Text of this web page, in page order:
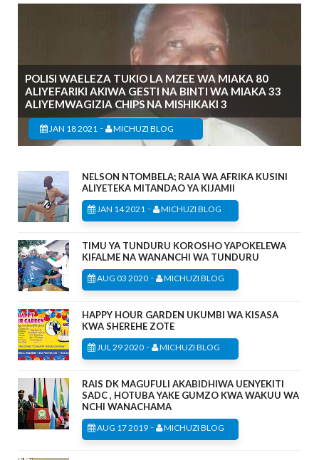
POLISI WAELEZA TUKIO LA MZEE WA MIAKA 80
ALIYEFARIKI AKIWA GESTI NA BINTI WA MIAKA 33
ALIYEMWAGIZIA CHIPS NA MISHIKAKI 3
JAN 18 2021 - MICHUZI BLOG
NELSON NTOMBELA; RAIA WA AFRIKA KUSINI
ALIYETEKA MITANDAO YA KIJAMII
JAN 14 2021 - MICHUZI BLOG
TIMU YA TUNDURU KOROSHO YAPOKELEWA
KIFALME NA WANANCHI WA TUNDURU
AUG 03 2020 - MICHUZI BLOG
HAPPY HOUR GARDEN UKUMBI WA KISASA
KWA SHEREHE ZOTE
JUL 29 2020 - MICHUZI BLOG
RAIS DK MAGUFULI AKABIDHIWA UENYEKITI
SADC , HOTUBA YAKE GUMZO KWA WAKUU WA
NCHI WANACHAMA
AUG 17 2019 - MICHUZI BLOG